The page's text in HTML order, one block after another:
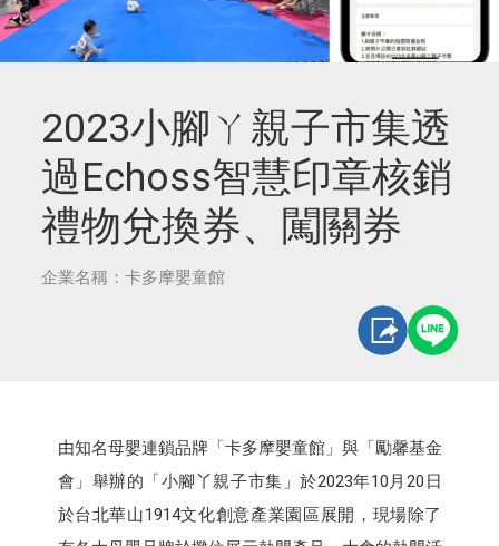
2023小腳ㄚ親子市集透
過Echoss智慧印章核銷
禮物兌換券、闖關券
企業名稱：卡多摩嬰童館
由知名母嬰連鎖品牌「卡多摩嬰童館」與「勵馨基金
會」舉辦的「小腳丫親子市集」於2023年10月20日
於台北華山1914文化創意產業園區展開，現場除了